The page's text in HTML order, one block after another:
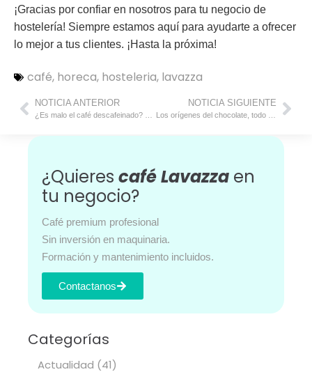
¡Gracias por confiar en nosotros para tu negocio de
hostelería! Siempre estamos aquí para ayudarte a ofrecer
lo mejor a tus clientes. ¡Hasta la próxima!
café, horeca, hosteleria, lavazza
NOTICIA ANTERIOR NOTICIA SIGUIENTE
¿Quieres café Lavazza en
tu negocio?
Café premium profesional
Sin inversión en maquinaria.
Formación y mantenimiento incluidos.
Contactanos
Categorías
Actualidad (41)